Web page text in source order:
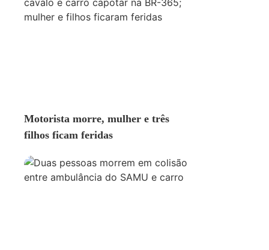
Motorista morre, mulher e três
filhos ficam feridas